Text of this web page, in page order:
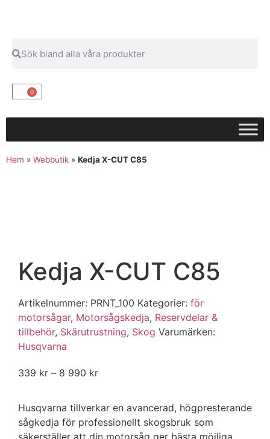
0
Hem » Webbutik » Kedja X-CUT C85
Kedja X-CUT C85
Artikelnummer: PRNT_100 Kategorier: för
motorsågar, Motorsågskedja, Reservdelar &
tillbehör, Skärutrustning, Skog Varumärken:
Husqvarna
339 kr – 8 990 kr
Husqvarna tillverkar en avancerad, högpresterande
sågkedja för professionellt skogsbruk som